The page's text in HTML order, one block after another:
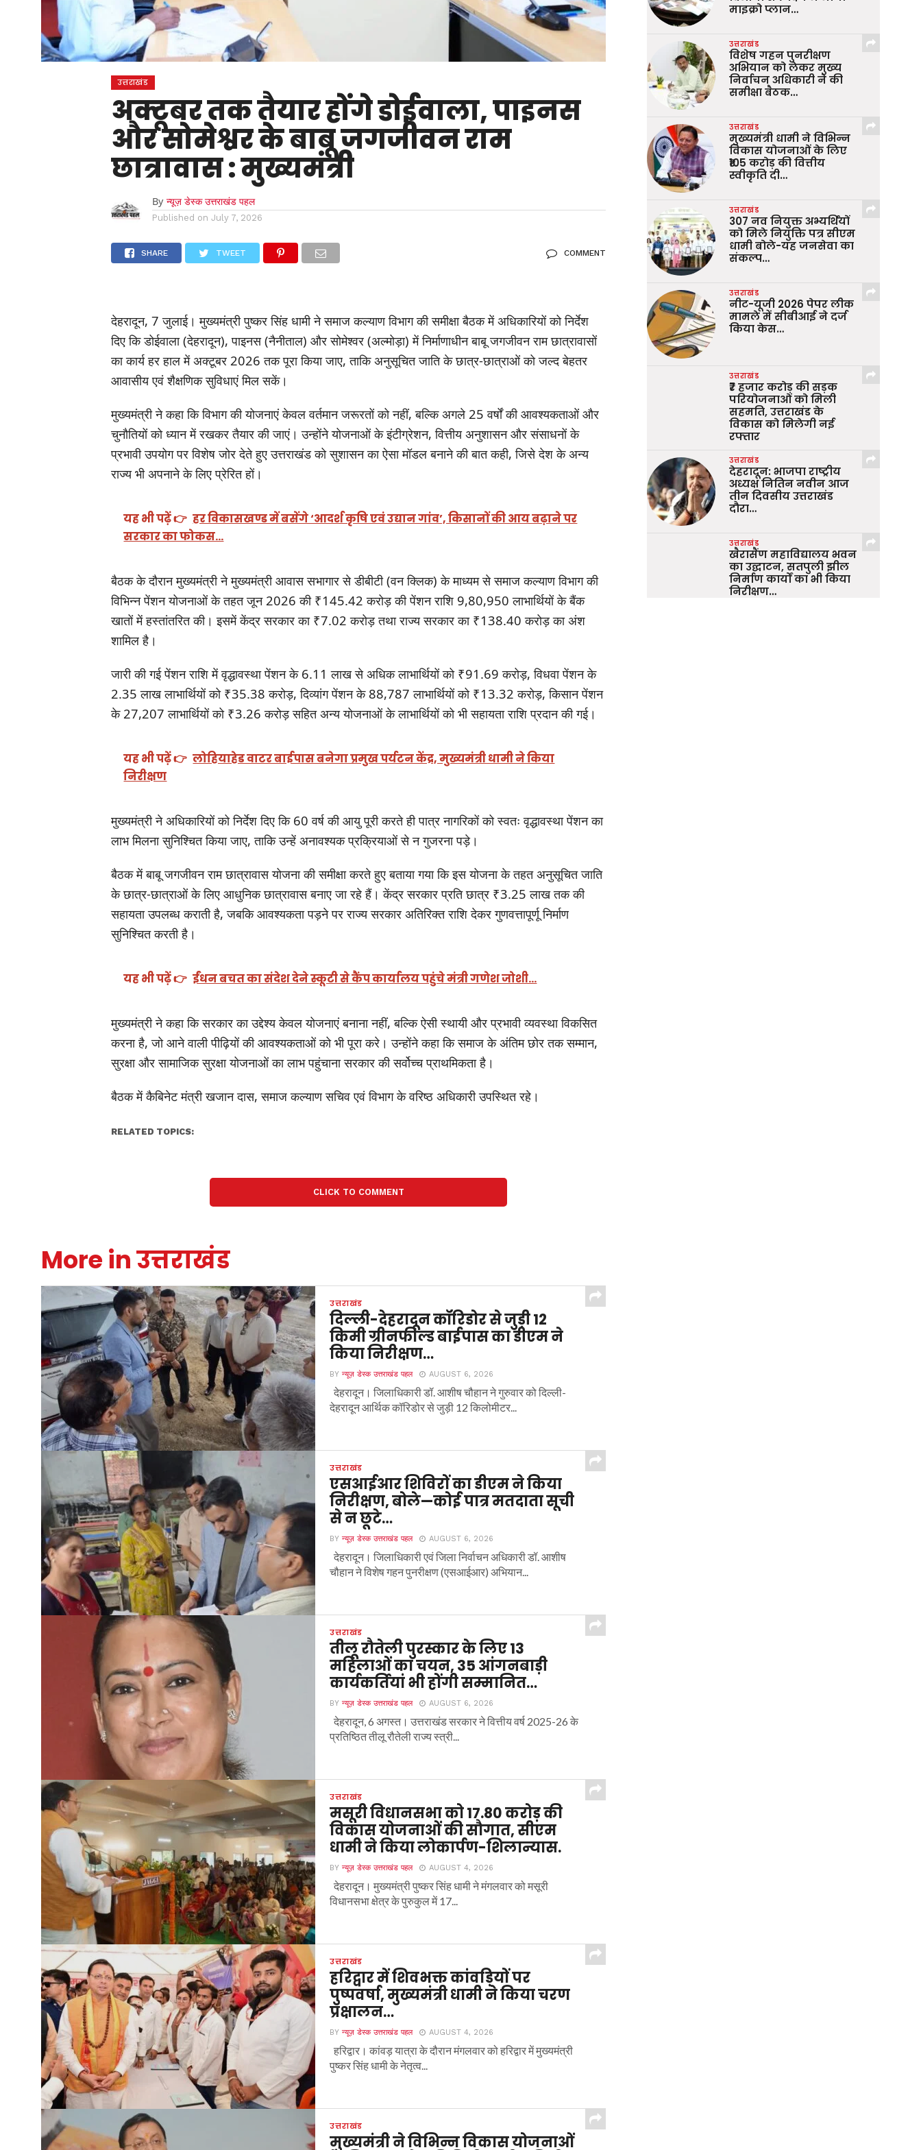
उत्तराखंड
अक्टूबर तक तैयार होंगे डोईवाला, पाइनस
और सोमेश्वर के बाबू जगजीवन राम
छात्रावास : मुख्यमंत्री
By न्यूज़ डेस्क उत्तराखंड पहल
Published on July 7, 2026
SHARE TWEET COMMENT
देहरादून, 7 जुलाई। मुख्यमंत्री पुष्कर सिंह धामी ने समाज कल्याण विभाग की समीक्षा बैठक में अधिकारियों को निर्देश
दिए कि डोईवाला (देहरादून), पाइनस (नैनीताल) और सोमेश्वर (अल्मोड़ा) में निर्माणाधीन बाबू जगजीवन राम छात्रावासों
का कार्य हर हाल में अक्टूबर 2026 तक पूरा किया जाए, ताकि अनुसूचित जाति के छात्र-छात्राओं को जल्द बेहतर
आवासीय एवं शैक्षणिक सुविधाएं मिल सकें।
मुख्यमंत्री ने कहा कि विभाग की योजनाएं केवल वर्तमान जरूरतों को नहीं, बल्कि अगले 25 वर्षों की आवश्यकताओं और
चुनौतियों को ध्यान में रखकर तैयार की जाएं। उन्होंने योजनाओं के इंटीग्रेशन, वित्तीय अनुशासन और संसाधनों के
प्रभावी उपयोग पर विशेष जोर देते हुए उत्तराखंड को सुशासन का ऐसा मॉडल बनाने की बात कही, जिसे देश के अन्य
राज्य भी अपनाने के लिए प्रेरित हों।
यह भी पढ़ें 👉 हर विकासखण्ड में बसेंगे ‘आदर्श कृषि एवं उद्यान गांव’, किसानों की आय बढ़ाने पर
सरकार का फोकस…
बैठक के दौरान मुख्यमंत्री ने मुख्यमंत्री आवास सभागार से डीबीटी (वन क्लिक) के माध्यम से समाज कल्याण विभाग की
विभिन्न पेंशन योजनाओं के तहत जून 2026 की ₹145.42 करोड़ की पेंशन राशि 9,80,950 लाभार्थियों के बैंक
खातों में हस्तांतरित की। इसमें केंद्र सरकार का ₹7.02 करोड़ तथा राज्य सरकार का ₹138.40 करोड़ का अंश
शामिल है।
जारी की गई पेंशन राशि में वृद्धावस्था पेंशन के 6.11 लाख से अधिक लाभार्थियों को ₹91.69 करोड़, विधवा पेंशन के
2.35 लाख लाभार्थियों को ₹35.38 करोड़, दिव्यांग पेंशन के 88,787 लाभार्थियों को ₹13.32 करोड़, किसान पेंशन
के 27,207 लाभार्थियों को ₹3.26 करोड़ सहित अन्य योजनाओं के लाभार्थियों को भी सहायता राशि प्रदान की गई।
यह भी पढ़ें 👉 लोहियाहेड वाटर बाईपास बनेगा प्रमुख पर्यटन केंद्र, मुख्यमंत्री धामी ने किया
निरीक्षण
मुख्यमंत्री ने अधिकारियों को निर्देश दिए कि 60 वर्ष की आयु पूरी करते ही पात्र नागरिकों को स्वतः वृद्धावस्था पेंशन का
लाभ मिलना सुनिश्चित किया जाए, ताकि उन्हें अनावश्यक प्रक्रियाओं से न गुजरना पड़े।
बैठक में बाबू जगजीवन राम छात्रावास योजना की समीक्षा करते हुए बताया गया कि इस योजना के तहत अनुसूचित जाति
के छात्र-छात्राओं के लिए आधुनिक छात्रावास बनाए जा रहे हैं। केंद्र सरकार प्रति छात्र ₹3.25 लाख तक की
सहायता उपलब्ध कराती है, जबकि आवश्यकता पड़ने पर राज्य सरकार अतिरिक्त राशि देकर गुणवत्तापूर्णू निर्माण
सुनिश्चित करती है।
यह भी पढ़ें 👉 ईंधन बचत का संदेश देने स्कूटी से कैंप कार्यालय पहुंचे मंत्री गणेश जोशी…
मुख्यमंत्री ने कहा कि सरकार का उद्देश्य केवल योजनाएं बनाना नहीं, बल्कि ऐसी स्थायी और प्रभावी व्यवस्था विकसित
करना है, जो आने वाली पीढ़ियों की आवश्यकताओं को भी पूरा करे। उन्होंने कहा कि समाज के अंतिम छोर तक सम्मान,
सुरक्षा और सामाजिक सुरक्षा योजनाओं का लाभ पहुंचाना सरकार की सर्वोच्च प्राथमिकता है।
बैठक में कैबिनेट मंत्री खजान दास, समाज कल्याण सचिव एवं विभाग के वरिष्ठ अधिकारी उपस्थित रहे।
RELATED TOPICS:
CLICK TO COMMENT
More in उत्तराखंड
उत्तराखंड
दिल्ली-देहरादून कॉरिडोर से जुड़ी 12
किमी ग्रीनफील्ड बाईपास का डीएम ने
किया निरीक्षण…
BYन्यूज़ डेस्क उत्तराखंड पहल AUGUST 6, 2026
देहरादून। जिलाधिकारी डॉ. आशीष चौहान ने गुरुवार को दिल्ली-
देहरादून आर्थिक कॉरिडोर से जुड़ी 12 किलोमीटर...
उत्तराखंड
एसआईआर शिविरों का डीएम ने किया
निरीक्षण, बोले—कोई पात्र मतदाता सूची
से न छूटे…
BYन्यूज़ डेस्क उत्तराखंड पहल AUGUST 6, 2026
देहरादून। जिलाधिकारी एवं जिला निर्वाचन अधिकारी डॉ. आशीष
चौहान ने विशेष गहन पुनरीक्षण (एसआईआर) अभियान...
उत्तराखंड
तीलू रौतेली पुरस्कार के लिए 13
महिलाओं का चयन, 35 आंगनबाड़ी
कार्यकर्तियां भी होंगी सम्मानित…
BYन्यूज़ डेस्क उत्तराखंड पहल AUGUST 6, 2026
देहरादून, 6 अगस्त। उत्तराखंड सरकार ने वित्तीय वर्ष 2025-26 के
प्रतिष्ठित तीलू रौतेली राज्य स्त्री...
उत्तराखंड
मसूरी विधानसभा को 17.80 करोड़ की
विकास योजनाओं की सौगात, सीएम
धामी ने किया लोकार्पण-शिलान्यास.
BYन्यूज़ डेस्क उत्तराखंड पहल AUGUST 4, 2026
देहरादून। मुख्यमंत्री पुष्कर सिंह धामी ने मंगलवार को मसूरी
विधानसभा क्षेत्र के पुरुकुल में 17...
उत्तराखंड
हरिद्वार में शिवभक्त कांवड़ियों पर
पुष्पवर्षा, मुख्यमंत्री धामी ने किया चरण
प्रक्षालन…
BYन्यूज़ डेस्क उत्तराखंड पहल AUGUST 4, 2026
हरिद्वार। कांवड़ यात्रा के दौरान मंगलवार को हरिद्वार में मुख्यमंत्री
पुष्कर सिंह धामी के नेतृत्व...
उत्तराखंड
मुख्यमंत्री ने विभिन्न विकास योजनाओं
माइक्रो प्लान…
उत्तराखंड
विशेष गहन पुनरीक्षण
अभियान को लेकर मुख्य
निर्वाचन अधिकारी ने की
समीक्षा बैठक…
उत्तराखंड
मुख्यमंत्री धामी ने विभिन्न
विकास योजनाओं के लिए
₹105 करोड़ की वित्तीय
स्वीकृति दी…
उत्तराखंड
307 नव नियुक्त अभ्यर्थियों
को मिले नियुक्ति पत्र सीएम
धामी बोले-यह जनसेवा का
संकल्प…
उत्तराखंड
नीट-यूजी 2026 पेपर लीक
मामले में सीबीआई ने दर्ज
किया केस…
उत्तराखंड
₹7 हजार करोड़ की सड़क
परियोजनाओं को मिली
सहमति, उत्तराखंड के
विकास को मिलेगी नई
रफ्तार
उत्तराखंड
देहरादून: भाजपा राष्ट्रीय
अध्यक्ष नितिन नवीन आज
तीन दिवसीय उत्तराखंड
दौरा…
उत्तराखंड
खैरासैंण महाविद्यालय भवन
का उद्घाटन, सतपुली झील
निर्माण कार्यों का भी किया
निरीक्षण…